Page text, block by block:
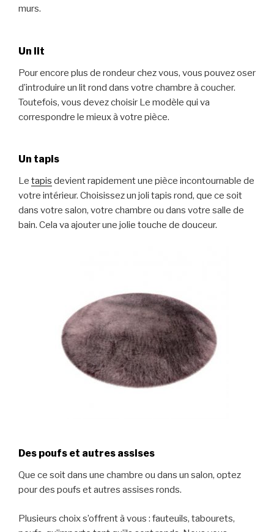
murs.
Un lit
Pour encore plus de rondeur chez vous, vous pouvez oser
d’introduire un lit rond dans votre chambre à coucher.
Toutefois, vous devez choisir Le modèle qui va
correspondre le mieux à votre pièce.
Un tapis
Le tapis devient rapidement une pièce incontournable de
votre intérieur. Choisissez un joli tapis rond, que ce soit
dans votre salon, votre chambre ou dans votre salle de
bain. Cela va ajouter une jolie touche de douceur.
Des poufs et autres assises
Que ce soit dans une chambre ou dans un salon, optez
pour des poufs et autres assises ronds.
Plusieurs choix s’offrent à vous : fauteuils, tabourets,